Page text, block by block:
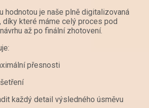
hodnotou je naše plně digitalizovaná
díky které máme celý proces pod
až po finální zhotovení.
přesnosti
každý detail výsledného úsměvu